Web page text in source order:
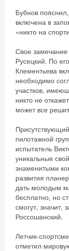
Бубнов
включена в
«никто на
Свое
Русецкий. По
Клементьева
необходимо
участков,
никто не
может все
пилотажной
испытатель
уникальные
знаменитыми
развития
дать молодым
бесплатно, но
смогут, значит,
Россошанский.
Летчик-
отметил